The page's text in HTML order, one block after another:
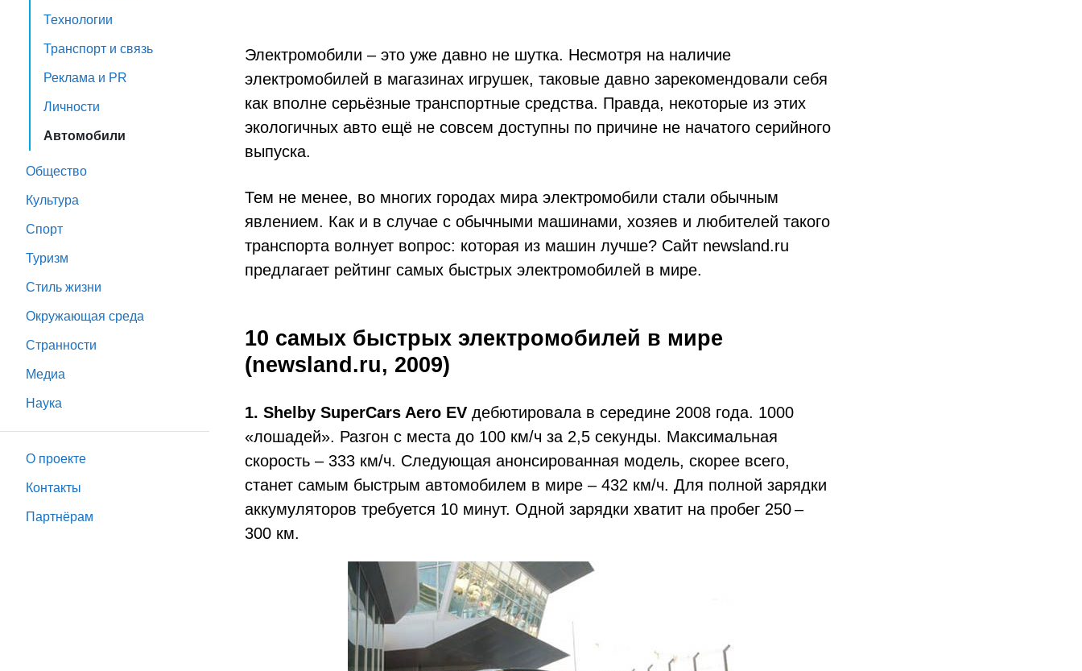
Технологии
Транспорт и связь
Реклама и PR
Личности
Автомобили
Общество
Культура
Спорт
Туризм
Стиль жизни
Окружающая среда
Странности
Медиа
Наука
О проекте
Контакты
Партнёрам
Электромобили – это уже давно не шутка. Несмотря на наличие
электромобилей в магазинах игрушек, таковые давно зарекомендовали себя
как вполне серьёзные транспортные средства. Правда, некоторые из этих
экологичных авто ещё не совсем доступны по причине не начатого серийного
выпуска.
Тем не менее, во многих городах мира электромобили стали обычным
явлением. Как и в случае с обычными машинами, хозяев и любителей такого
транспорта волнует вопрос: которая из машин лучше? Сайт newsland.ru
предлагает рейтинг самых быстрых электромобилей в мире.
10 самых быстрых электромобилей в мире
(newsland.ru, 2009)
1. Shelby SuperCars Aero EV дебютировала в середине 2008 года. 1000
«лошадей». Разгон с места до 100 км/​ч за 2,5 секунды. Максимальная
скорость – 333 км/​ч. Следующая анонсированная модель, скорее всего,
станет самым быстрым автомобилем в мире – 432 км/​ч. Для полной зарядки
аккумуляторов требуется 10 минут. Одной зарядки хватит на пробег 250 –
300 км.